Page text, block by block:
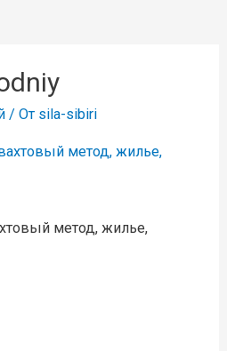
/ От sila-sibiri
метод, жилье,